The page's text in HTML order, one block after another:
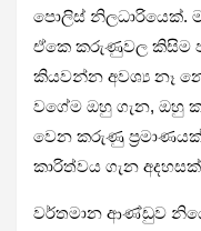
පොලිස් නිල­ධා­රි­යෙක්.
ඒකෙ කරු­ණු­වල කිසිම
කිය­වන්න අවශ්‍ය නෑ
වගේම ඔහු ගැන, ඔහු
වෙන කරුණු ප්‍රමා­ණ­යක්
කා­රි­ත්වය ගැන
වර්ත­මාන ආණ්ඩුව